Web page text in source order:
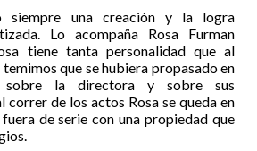
siempre una creación y la logra
Lo acompaña Rosa Furman
tiene tanta personalidad que al
que se hubiera propasado en
sobre la directora y sobre sus
correr de los actos Rosa se queda en
de serie con una propiedad que